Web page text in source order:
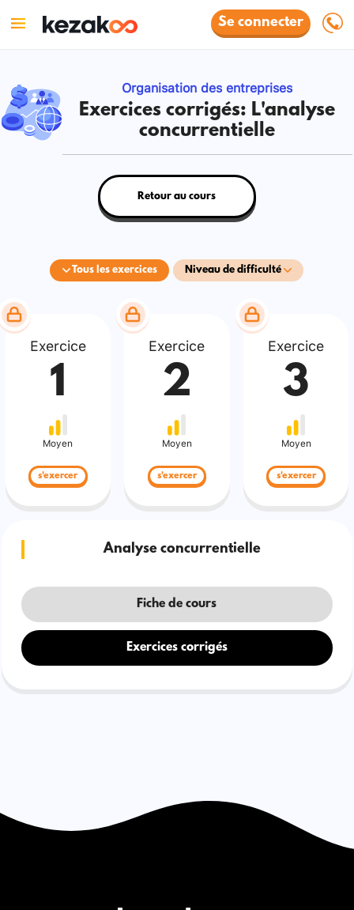
Se connecter
Organisation des entreprises
Exercices corrigés: L'analyse
concurrentielle
Tous les exercices Niveau de difficulté
Retour au cours
Exercice
1
Moyen
s'exercer
Exercice
2
Moyen
s'exercer
Exercice
3
Moyen
s'exercer
Analyse concurrentielle
Fiche de cours
Exercices corrigés